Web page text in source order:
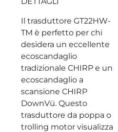
Il trasduttore GT22HW-
TM è perfetto per chi
desidera un eccellente
ecoscandaglio
tradizionale CHIRP e un
ecoscandaglio a
scansione CHIRP
DownVü. Questo
trasduttore da poppa o
trolling motor visualizza